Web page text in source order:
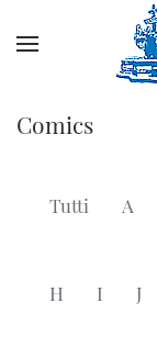
Comics
Tutti A
H I J